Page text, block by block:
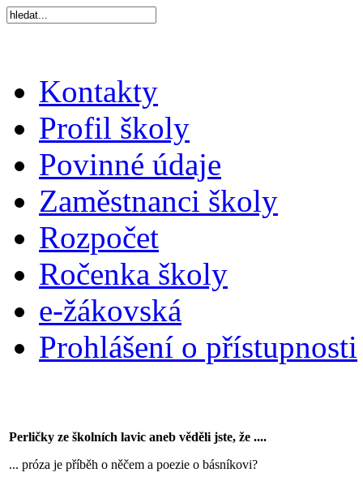
Kontakty
Profil školy
Povinné údaje
Zaměstnanci školy
Rozpočet
Ročenka školy
e-žákovská
Prohlášení o přístupnosti
Perličky ze školních lavic aneb věděli jste, že ....
... próza je příběh o něčem a poezie o básníkovi?